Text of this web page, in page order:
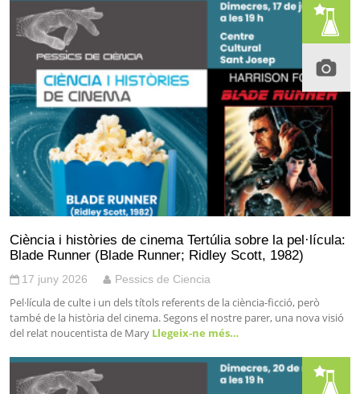
Ciència i històries de cinema Tertúlia sobre la pel·lícula:
Blade Runner (Blade Runner; Ridley Scott, 1982)
17 juny 2026 Pessics de Ciencia
Pel·lícula de culte i un dels títols referents de la ciència-ficció, però
també de la història del cinema. Segons el nostre parer, una nova visió
del relat noucentista de Mary Llegeix-ne més…